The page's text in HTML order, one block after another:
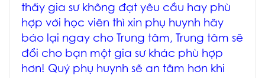
thấy gia sư không đạt yêu cầu hay phù
hợp với học viên thì xin phụ huynh hãy
báo lại ngay cho Trung tâm, Trung tâm sẽ
đổi cho bạn một gia sư khác phù hợp
hơn! Quý phụ huynh sẽ an tâm hơn khi